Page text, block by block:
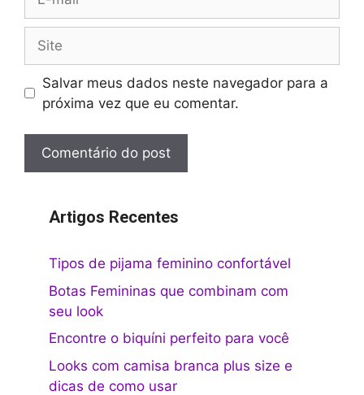
mail
Salvar meus dados neste navegador para a
próxima vez que eu comentar.
Artigos Recentes
Tipos de pijama feminino confortável
Botas Femininas que combinam com
seu look
Encontre o biquíni perfeito para você
Looks com camisa branca plus size e
dicas de como usar